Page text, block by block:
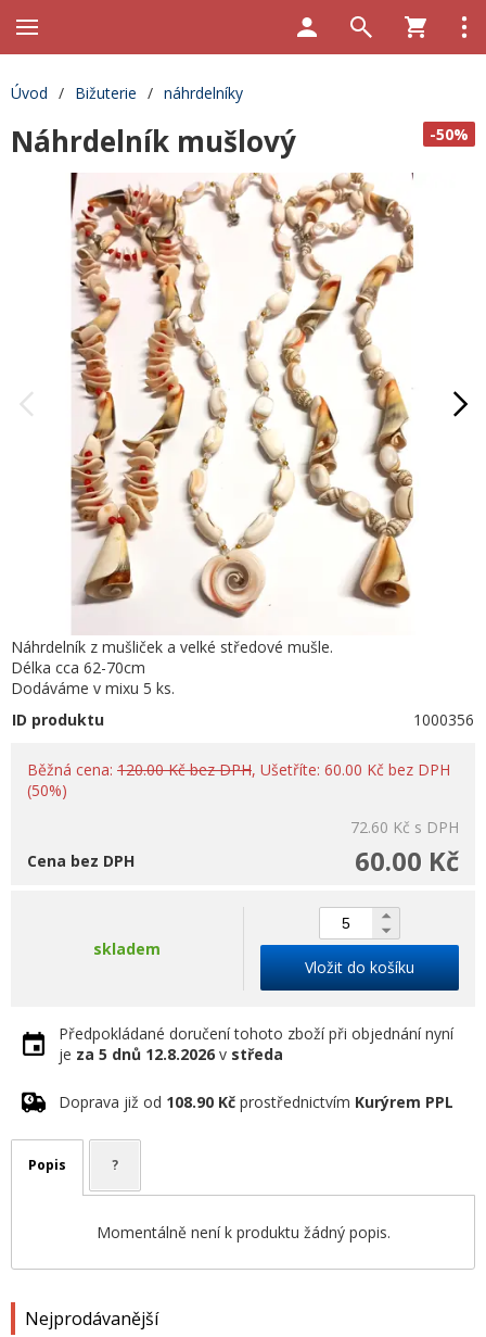
Nejprodávanější
Úvod / Bižuterie / náhrdelníky
-50%
Náhrdelník mušlový
Náhrdelník z mušliček a velké středové mušle.
Délka cca 62-70cm
Dodáváme v mixu 5 ks.
ID produktu
1000356
Běžná cena: 120.00 Kč bez DPH, Ušetříte: 60.00 Kč bez DPH
(50%)
72.60 Kč s DPH
60.00 Kč
Cena bez DPH
skladem
Vložit do košíku
Předpokládané doručení tohoto zboží při objednání nyní
je za 5 dnů 12.8.2026 v středa
Doprava již od 108.90 Kč prostřednictvím Kurýrem PPL
Popis ?
Momentálně není k produktu žádný popis.